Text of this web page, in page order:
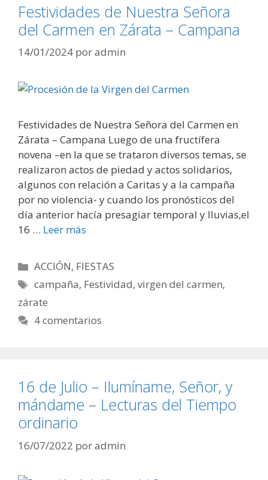
Festividades de Nuestra Señora
del Carmen en Zárata – Campana
14/01/2024 poradmin
Festividades de Nuestra Señora del Carmen en
Zárata – Campana Luego de una fructífera
novena –en la que se trataron diversos temas, se
realizaron actos de piedad y actos solidarios,
algunos con relación a Caritas y a la campaña
por no violencia- y cuando los pronósticos del
día anterior hacía presagiar temporal y lluvias,el
16 … Leer más
Categorías
ACCIÓN, FIESTAS
Etiquetas
campaña, Festividad,virgen del carmen,
zárate
4 comentarios
16 de Julio – Ilumíname, Señor, y
mándame – Lecturas del Tiempo
ordinario
16/07/2022 poradmin